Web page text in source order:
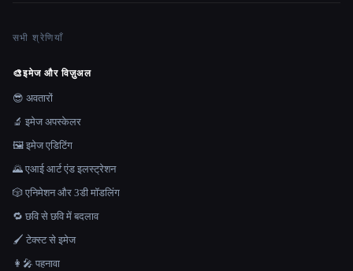
सभी श्रेणियाँ
🎨इमेज और विज़ुअल
😎 अवतारों
🔬 इमेज अपस्केलर
🖼️ इमेज एडिटिंग
🌄 एआई आर्ट एंड इलस्ट्रेशन
🎲 एनिमेशन और 3डी मॉडलिंग
🔁 छवि से छवि में बदलाव
🖌️ टेक्स्ट से इमेज
👩‍🎤 पहनावा